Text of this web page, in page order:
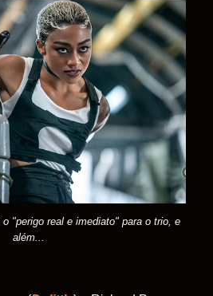
"perigo real e imediato" para o trio, e
além...